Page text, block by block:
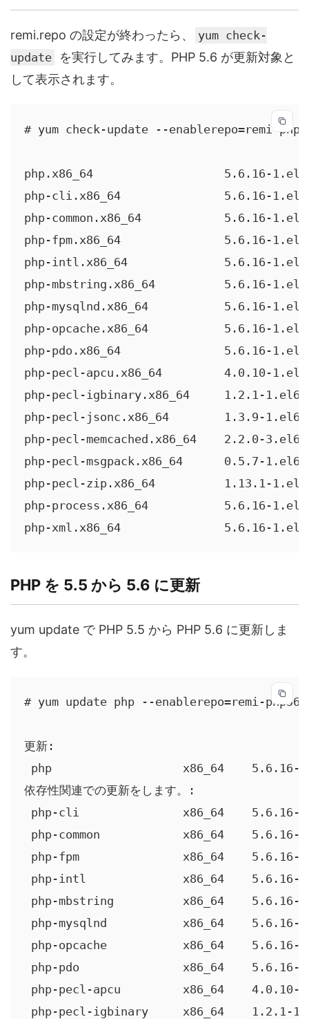
remi.repo の設定が終わったら、
yum check-
update
を実行してみます。PHP 5.6 が更新対象と
して表示されます。
# yum check-update --enablerepo=remi-
php.x86_64                   5.6.16-
php-cli.x86_64               5.6.16-
php-common.x86_64            5.6.16-
php-fpm.x86_64               5.6.16-
php-intl.x86_64              5.6.16-
php-mbstring.x86_64          5.6.16-
php-mysqlnd.x86_64           5.6.16-
php-opcache.x86_64           5.6.16-
php-pdo.x86_64               5.6.16-
php-pecl-apcu.x86_64         4.0.10-
php-pecl-igbinary.x86_64     1.2.1-
php-pecl-jsonc.x86_64        1.3.9-
php-pecl-memcached.x86_64    2.2.0-
php-pecl-msgpack.x86_64      0.5.7-
php-pecl-zip.x86_64          1.13.1-
php-process.x86_64           5.6.16-
php-xml.x86_64               5.6.16-
PHP を 5.5 から 5.6 に更新
yum update で PHP 5.5 から PHP 5.6 に更新しま
す。
# yum update php --enablerepo=remi-
更新:
php                   x86_64    5.6.16-
依存性関連での更新をします。:
php-cli               x86_64    5.6.16-
php-common            x86_64
php-fpm               x86_64    5.6.16-
php-intl              x86_64    5.6.16-
php-mbstring          x86_64
php-mysqlnd           x86_64
php-opcache           x86_64
php-pdo               x86_64    5.6.16-
php-pecl-apcu         x86_64    4.0.10-
php-pecl-igbinary     x86_64    1.2.1-